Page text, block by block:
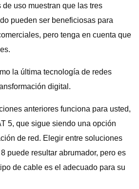
de uso muestran que las tres
pueden ser beneficiosas para
pero tenga en cuenta que
la última tecnología de redes
digital.
anteriores funciona para usted,
5, que sigue siendo una opción
de red. Elegir entre soluciones
puede resultar abrumador, pero es
de cable es el adecuado para su